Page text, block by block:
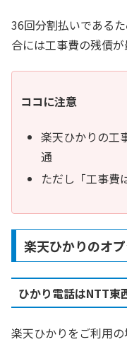
36回分割払いである
合には工事費の残債が
ココに注意
楽天ひかりの工
通
ただし「工事費
楽天ひかりのオ
ひかり電話はNTT東
楽天ひかりをご利用